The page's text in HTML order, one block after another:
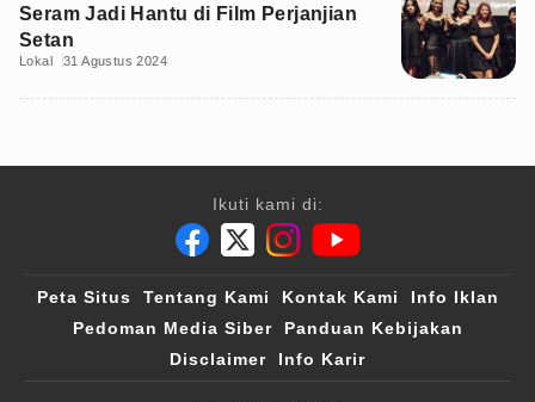
Seram Jadi Hantu di Film Perjanjian
Setan
Lokal 31 Agustus 2024
Ikuti kami di:
Peta Situs Tentang Kami Kontak Kami
Info Iklan
Pedoman Media Siber
Panduan Kebijakan
Disclaimer
Info Karir